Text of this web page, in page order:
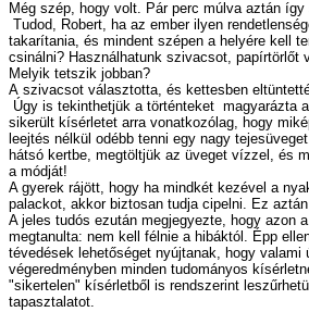
Még szép, hogy volt. Pár perc múlva aztán
Tudod, Robert, ha az ember ilyen
takarítania, és mindent szépen a helyére kell
csinálni? Használhatunk szivacsot, papírtörlőt
Melyik tetszik jobban?
A szivacsot választotta, és kettesben
Úgy is tekinthetjük a történteket ­ magyarázta
sikerült kísérletet arra vonatkozólag, hogy
leejtés nélkül odébb tenni egy nagy
hátsó kertbe, megtöltjük az üveget vízzel, és
a módját!
A gyerek rájött, hogy ha mindkét kezével a
palackot, akkor biztosan tudja cipelni. Ez
A jeles tudós ezután megjegyezte, hogy azon
megtanulta: nem kell félnie a hibáktól. Épp
tévedések lehetőséget nyújtanak, hogy valami
végeredményben minden tudományos
"sikertelen" kísérletből is rendszerint
tapasztalatot.